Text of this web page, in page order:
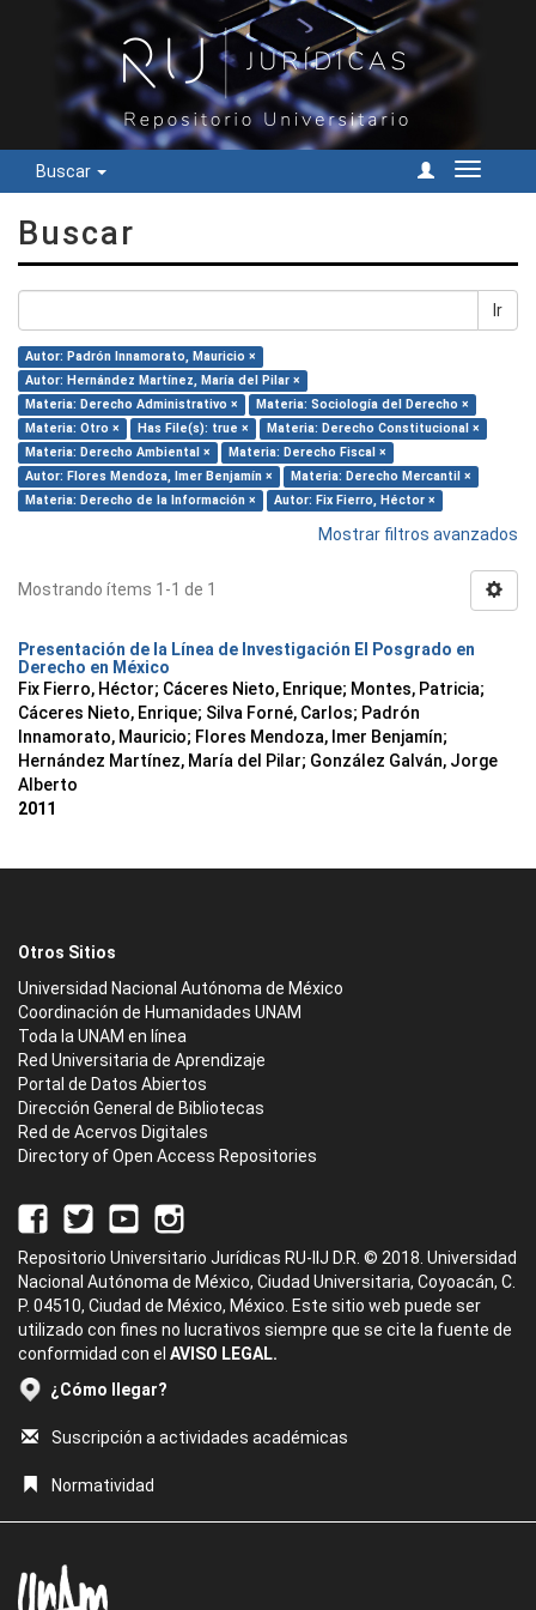
Buscar
Cambiar
Buscar
Ir
Autor: Padrón Innamorato, Mauricio ×
Autor: Hernández Martínez, María del Pilar ×
Materia: Derecho Administrativo ×
Materia: Sociología del Derecho ×
Materia: Otro ×
Has File(s): true ×
Materia: Derecho Constitucional ×
Materia: Derecho Ambiental ×
Materia: Derecho Fiscal ×
Autor: Flores Mendoza, Imer Benjamín ×
Materia: Derecho Mercantil ×
Materia: Derecho de la Información ×
Autor: Fix Fierro, Héctor ×
Mostrar filtros avanzados
Mostrando ítems 1-1 de 1
Presentación de la Línea de Investigación El Posgrado en
Derecho en México
Fix Fierro, Héctor; Cáceres Nieto, Enrique; Montes, Patricia;
Cáceres Nieto, Enrique; Silva Forné, Carlos; Padrón
Innamorato, Mauricio; Flores Mendoza, Imer Benjamín;
Hernández Martínez, María del Pilar; González Galván, Jorge
Alberto
2011
Otros Sitios
Universidad Nacional Autónoma de México
Coordinación de Humanidades UNAM
Toda la UNAM en línea
Red Universitaria de Aprendizaje
Portal de Datos Abiertos
Dirección General de Bibliotecas
Red de Acervos Digitales
Directory of Open Access Repositories
Repositorio Universitario Jurídicas RU-IIJ D.R. © 2018. Universidad
Nacional Autónoma de México, Ciudad Universitaria, Coyoacán, C.
P. 04510, Ciudad de México, México. Este sitio web puede ser
utilizado con fines no lucrativos siempre que se cite la fuente de
conformidad con el AVISO LEGAL.
¿Cómo llegar?
Suscripción a actividades académicas
Normatividad